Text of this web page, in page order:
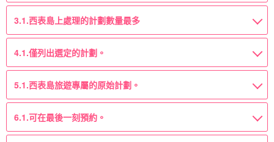
3.1.西表島上處理的計劃數量最多
4.1.僅列出選定的計劃。
5.1.西表島旅遊專屬的原始計劃。
6.1.可在最後一刻預約。